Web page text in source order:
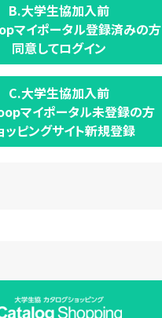
B.大学生協加入前
マイポータル登録済みの方
同意してログイン
C.大学生協加入前
マイポータル未登録の方
ッピングサイト新規登録